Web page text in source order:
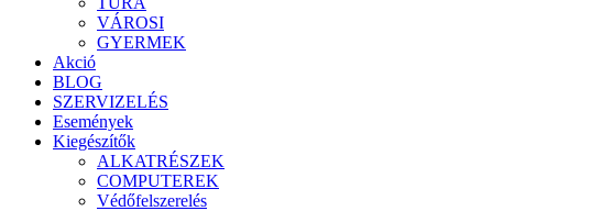
VÁROSI
GYERMEK
Akció
BLOG
SZERVIZELÉS
Események
Kiegészítők
ALKATRÉSZEK
COMPUTEREK
Védőfelszerelés